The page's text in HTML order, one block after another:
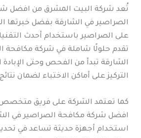
تُعد شركة البيت المشرق من افضل
الصراصير في الشارقة بفضل خبرتها
على الصراصير باستخدام أحدث
تقدم حلولًا شاملة في شركة مكافحة
الشارقة تبدأ من الفحص وحتى الإبادة
التركيز على أماكن الاختباء لضمان
كما تعتمد الشركة على فريق
افضل شركة مكافحة الصراصير في
استخدام أجهزة حديثة تساعد في